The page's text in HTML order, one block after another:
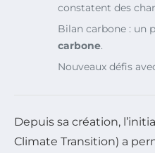
constatent des
Bilan carbone : un
carbone.
Nouveaux défis
Depuis sa création,
Climate Transition) a